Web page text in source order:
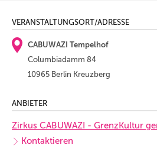
VERANSTALTUNGSORT/ADRESSE
CABUWAZI Tempelhof
Columbiadamm 84
10965 Berlin Kreuzberg
ANBIETER
Zirkus CABUWAZI - GrenzKultur
Kontaktieren